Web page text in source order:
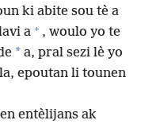
ki abite sou tè a
a + , woulo yo te
* a, pral sezi lè yo
epoutan li tounen
entèlijans ak